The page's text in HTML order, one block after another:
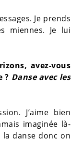
Je prends
miennes. Je lui
avez-vous
? Danse avec les
J’aime bien
imaginée là-
la danse donc on